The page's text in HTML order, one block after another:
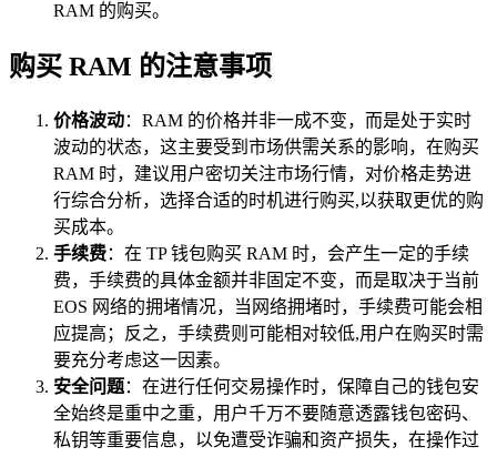
RAM 的购买。
购买 RAM 的注意事项
价格波动：RAM 的价格并非一成不变，而是处于实时
波动的状态，这主要受到市场供需关系的影响，在购买
RAM 时，建议用户密切关注市场行情，对价格走势进
行综合分析，选择合适的时机进行购买,以获取更优的购
买成本。
手续费：在 TP 钱包购买 RAM 时，会产生一定的手续
费，手续费的具体金额并非固定不变，而是取决于当前
EOS 网络的拥堵情况，当网络拥堵时，手续费可能会相
应提高；反之，手续费则可能相对较低,用户在购买时需
要充分考虑这一因素。
安全问题：在进行任何交易操作时，保障自己的钱包安
全始终是重中之重，用户千万不要随意透露钱包密码、
私钥等重要信息，以免遭受诈骗和资产损失，在操作过